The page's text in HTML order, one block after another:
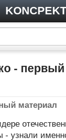
- первый
материал
- узнали